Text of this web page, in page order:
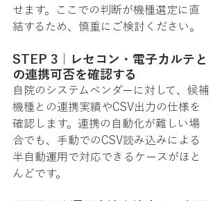
せます。ここでの判断が機種選定に直
結するため、慎重にご検討ください。
STEP 3｜レセコン・電子カルテと
の連携可否を確認する
自院のシステムベンダーに対して、候補
機種との連携実績やCSV出力の仕様を
確認します。連携の自動化が難しい場
合でも、手動でのCSV読み込みによる
半自動運用で対応できるケースがほと
んどです。